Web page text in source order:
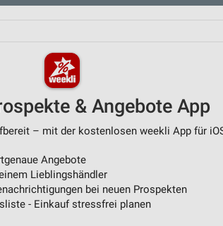
& Angebote App
– mit der kostenlosen weekli App für
Angebote
Lieblingshändler
bei neuen Prospekten
- Einkauf stressfrei planen